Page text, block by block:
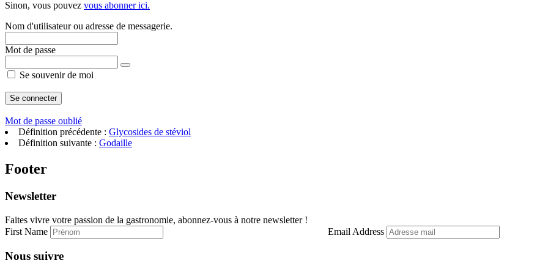
Sinon, vous pouvez vous abonner ici.
Nom d'utilisateur ou adresse de messagerie.
Mot de passe
Se souvenir de moi
Mot de passe oublié
Définition précédente : Glycosides de stéviol
Définition suivante : Godaille
Footer
Newsletter
Faites vivre votre passion de la gastronomie, abonnez-vous à notre newsletter !
First Name
Email Address
Nous suivre